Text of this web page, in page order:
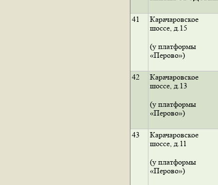
41
Карачаровское
шоссе, д.15
(у платформы
«Перово»)
42
Карачаровское
шоссе, д.13
(у платформы
«Перово»)
43
Карачаровское
шоссе, д.11
(у платформы
«Перово»)